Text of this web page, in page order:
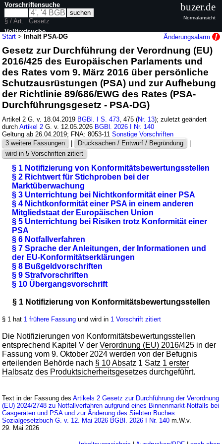
Start >Inhalt PSA-DG Änderungsalarm
Gesetz zur Durchführung der Verordnung (EU)
2016/425 des Europäischen Parlaments und
des Rates vom 9. März 2016 über persönliche
Schutzausrüstungen (PSA) und zur Aufhebung
der Richtlinie 89/686/EWG des Rates (PSA-
Durchführungsgesetz - PSA-DG)
Artikel 2 G. v. 18.04.2019 BGBl. I S. 473 , 475 (Nr. 13); zuletzt geändert
durchArtikel 2 G. v. 12.05.2026 BGBl. 2026 I Nr. 140
Geltung ab 26.04.2019; FNA: 8053-11Sonstige Vorschriften
3 weitere Fassungen
| Drucksachen / Entwurf / Begründung
|
wird in 5 Vorschriften zitiert
§ 1 Notifizierung von Konformitätsbewertungsstellen
§ 2 Richtwert für Stichproben bei der
Marktüberwachung
§ 3 Unterrichtung bei Nichtkonformität einer PSA
§ 4 Nichtkonformität einer PSA in einem anderen
Mitgliedstaat der Europäischen Union
§ 5 Unterrichtung bei Risiken trotz Konformität einer
PSA
§ 6 Notfallverfahren
§ 7 Sprache der Anleitungen, der Informationen und
der EU-Konformitätserklärungen
§ 8 Bußgeldvorschriften
§ 9 Strafvorschriften
§ 10 Übergangsvorschrift
§ 1 Notifizierung von Konformitätsbewertungsstellen
§ 1 hat 1 frühere Fassung und wird in 1 Vorschrift zitiert
Die Notifizierungen von Konformitätsbewertungsstellen
entsprechend Kapitel V derVerordnung (EU) 2016/425 in der
Fassung vom 9. Oktober 2024 werden von der Befugnis
erteilenden Behörde nach § 10 Absatz 1 Satz 1 erster
Halbsatz des Produktsicherheitsgesetzes durchgeführt.
Text in der Fassung desArtikels 2 Gesetz zur Durchführung der Verordnung
(EU) 2024/2748 zu Notfallverfahren aufgrund eines Binnenmarkt-Notfalls bei
Gasgeräten und PSA und zur Änderung des Siebten Buches
Sozialgesetzbuch G. v. 12. Mai 2026 BGBl. 2026 I Nr. 140 m.W.v.
29. Mai 2026
Vorschriftensuche
§ / Art.
Gesetz
Volltextsuche
nur in PSA-DG
buzer.de
Normalansicht